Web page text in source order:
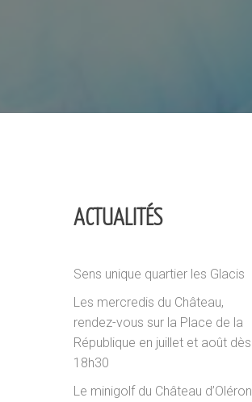
ACTUALITÉS
Sens unique quartier les Glacis
Les mercredis du Château,
rendez-vous sur la Place de la
République en juillet et août dès
18h30
Le minigolf du Château d’Oléron